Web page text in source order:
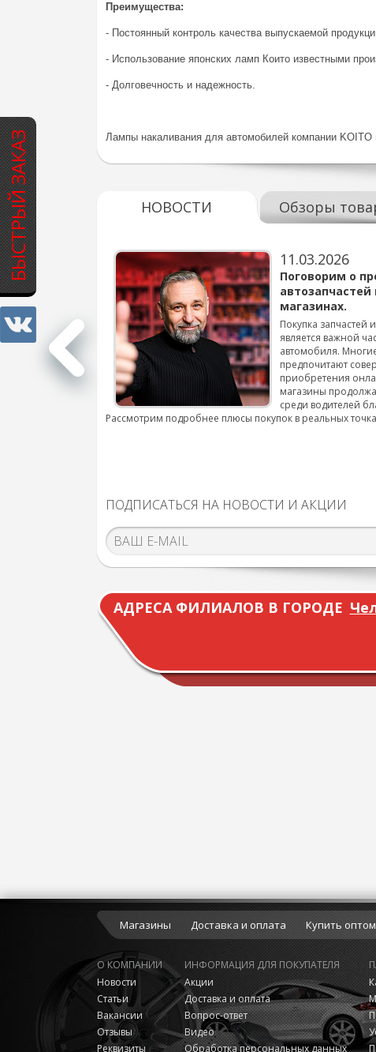
БЫСТРЫЙ ЗАКАЗ
Преимущества:
- Постоянный контроль качества выпускаемой
- Использование японских ламп Които известными
- Долговечность и надежность.
Лампы накаливания для автомобилей компании
НОВОСТИ Обзоры
для
смены шин на
подробнее...
11.03.2026
Поговорим о
магазинах.
Покупка запчастей
является важной
автомобиля.
предпочитают
приобретения
магазины
среди водителей
Рассмотрим подробнее плюсы покупок в реальных
ПОДПИСАТЬСЯ НА НОВОСТИ И АКЦИИ
АДРЕСА ФИЛИАЛОВ В ГОРОДЕ
Магазины Доставка и оплата Купить оптом
О КОМПАНИИ
Новости
Статьи
Вакансии
Отзывы
Реквизиты
ИНФОРМАЦИЯ ДЛЯ ПОКУПАТЕЛЯ
Акции
Доставка и оплата
Вопрос-ответ
Видео
Обработка персональных данных